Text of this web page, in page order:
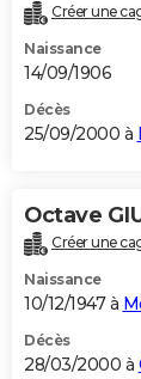
Créer une
Naissance
14/09/1906
Décès
25/09/2000 à
Octave
Créer une
Naissance
10/12/1947 à
Décès
28/03/2000 à